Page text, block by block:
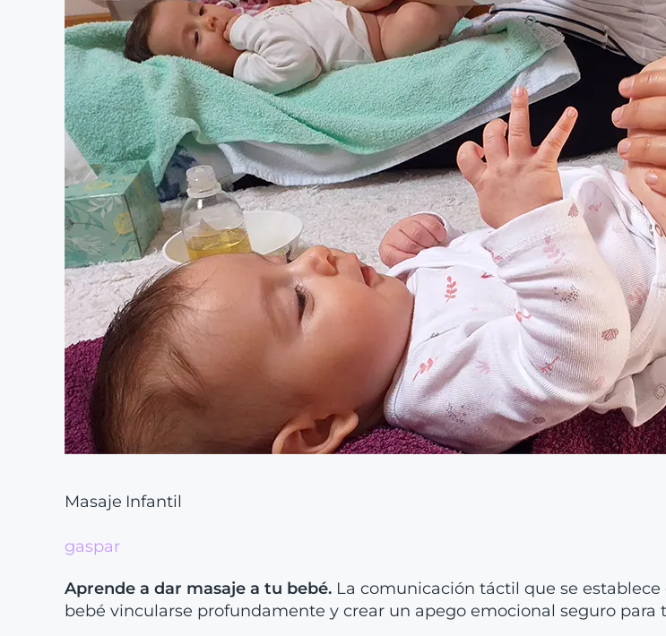
Masaje Infantil
gaspar
Aprende a dar masaje a tu bebé. La comunicación táctil que se
bebé vincularse profundamente y crear un apego emocional seguro para